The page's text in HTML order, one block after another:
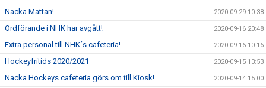
Nacka Mattan! 2020-09-29 10:38
Ordförande i NHK har avgått! 2020-09-16 20:48
Extra personal till NHK´s cafeteria! 2020-09-16 10:16
Hockeyfritids 2020/2021 2020-09-15 13:53
Nacka Hockeys cafeteria görs om till Kiosk! 2020-09-14 15:00